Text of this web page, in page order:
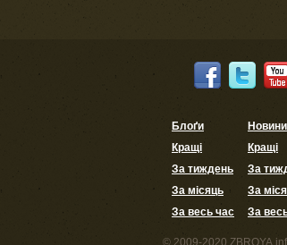
Блоґи
Кращі
За тиждень
За місяць
За весь час
Новини
Кращі
За
За
За
© 2009-2020